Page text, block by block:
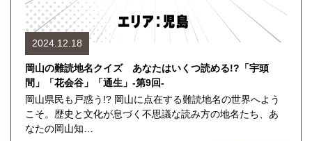
2024.12.18
岡山の難読地名クイズ あなたはいくつ読める!?「宇頭
間」「花会谷」「通生」-第9回-
岡山県民も戸惑う!? 岡山に点在する難読地名の世界へよう
こそ。歴史と文化が息づく不思議な読み方の地名たち、あ
なたの岡山知…